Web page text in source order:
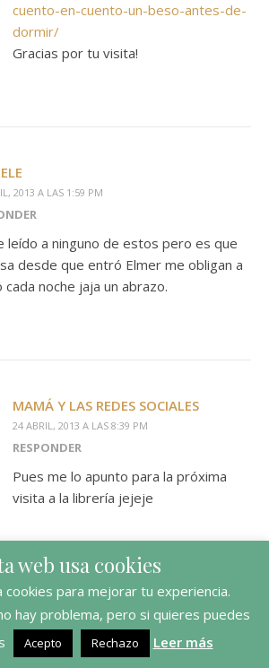
cuento-en-cuento-un-beso-antes-de-
dormir/
Gracias por tu visita!
2013 A LAS 1:59 PM
leído a ninguno de estos pero es que
desde que entró Elmer me obligan a
cada noche jaja un abrazo.
MAMÁ Y LAS REDES SOCIALES
24 ABRIL, 2013 A LAS 8:39 PM
RESPONDER
Pues me lo apunto para la próxima
visita a la librería jejeje
2013 A LAS 3:51 PM
web usa cookies
cookies para mejorar tu experiencia.
hay problema, pero si quieres puedes
Acepto Rechazo Leer más